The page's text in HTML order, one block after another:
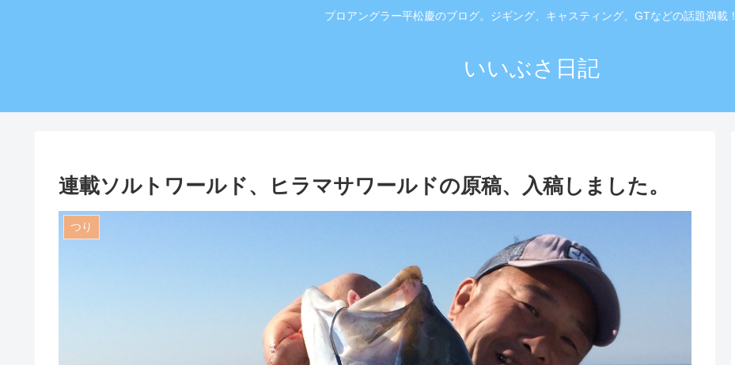
プロアングラー平松慶のブログ。ジギング、キャスティング、GTなどの話題満載！
いいぶさ日記
連載ソルトワールド、ヒラマサワールドの原稿、入稿しました。
つり